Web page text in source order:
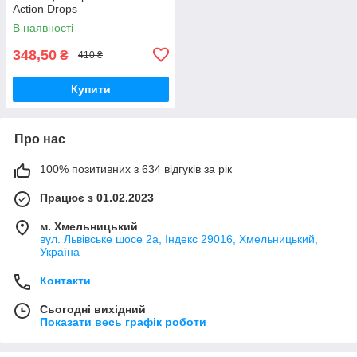
Action Drops
В наявності
348,50 ₴ 410 ₴
Купити
Про нас
100% позитивних з 634 відгуків за рік
Працює з 01.02.2023
м. Хмельницький
вул. Львівське шосе 2а, Індекс 29016, Хмельницький,
Україна
Контакти
Сьогодні вихідний
Показати весь графік роботи